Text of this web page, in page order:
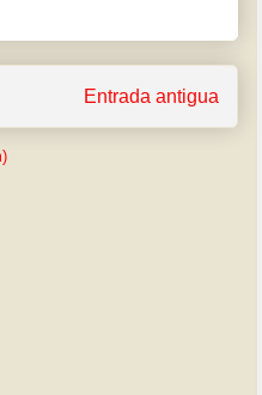
Entrada antigua